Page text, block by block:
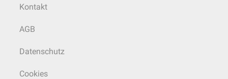
Kontakt
AGB
Datenschutz
Cookies